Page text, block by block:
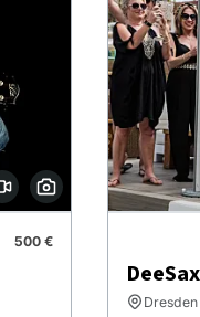
500 €
Dresden